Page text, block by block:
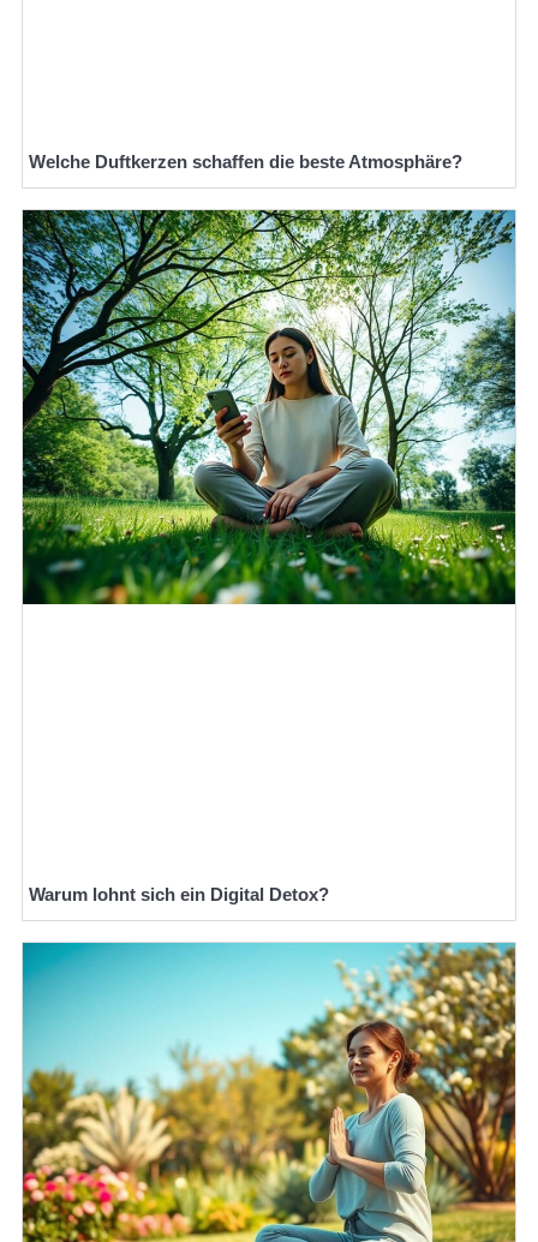
Welche Duftkerzen schaffen die beste Atmosphäre?
Warum lohnt sich ein Digital Detox?